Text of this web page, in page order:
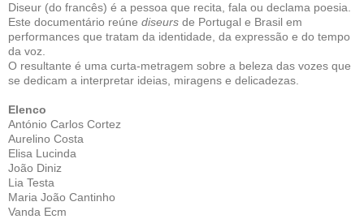
Diseur (do francês) é a pessoa que recita, fala ou declama poesia.
Este documentário reúne diseurs de Portugal e Brasil em
performances que tratam da identidade, da expressão e do tempo
da voz.
O resultante é uma curta-metragem sobre a beleza das vozes que
se dedicam a interpretar ideias, miragens e delicadezas.
Elenco
António Carlos Cortez
Aurelino Costa
Elisa Lucinda
João Diniz
Lia Testa
Maria João Cantinho
Vanda Ecm